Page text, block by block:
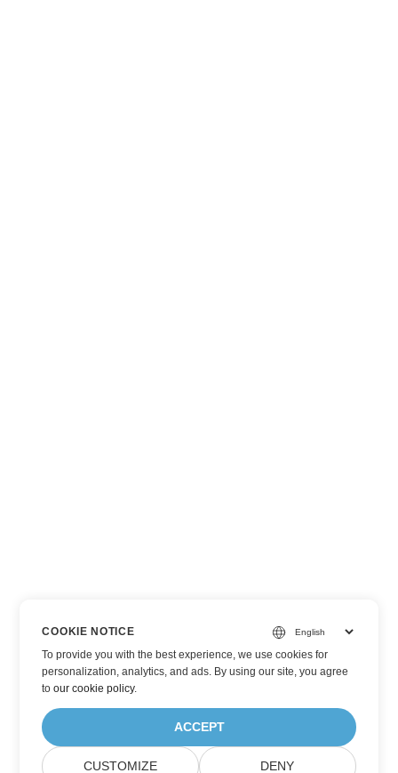
COOKIE NOTICE
To provide you with the best experience, we use cookies for
personalization, analytics, and ads. By using our site, you agree
toour cookie policy.
ACCEPT
CUSTOMIZE DENY